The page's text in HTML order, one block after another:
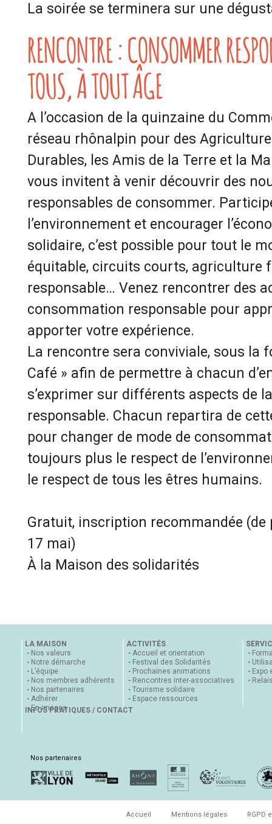
La soirée se terminera sur une
RENCONTRE : CONSOMMER
TOUS, À TOUT ÂGE
A l’occasion de la quinzaine du
réseau rhônalpin pour des
Durables, les Amis de la Terre et la
vous invitent à venir découvrir des
responsables de consommer.
l’environnement et encourager
solidaire, c’est possible pour tout le
équitable, circuits courts, agriculture
responsable… Venez rencontrer des
consommation responsable pour
apporter votre expérience.
La rencontre sera conviviale, sous la
Café » afin de permettre à chacun
s’exprimer sur différents aspects de
responsable. Chacun repartira de
pour changer de mode de
toujours plus le respect de
le respect de tous les êtres humains.
Gratuit, inscription recommandée (de
17 mai)
À la Maison des solidarités
LA MAISON
Nos valeurs
Notre démarche
L’équipe
Nos membres adhérents
Nos partenaires
Adhérer
En images
ACTIVITÉS
Accueil et orientation
Festival des Solidarités
Prochaines animations
Rencontres inter-associatives
Tourisme solidaire
Espace ressources
Expo
INFOS PRATIQUES / CONTACT
Nos partenaires
Accueil Mentions légales RGPD